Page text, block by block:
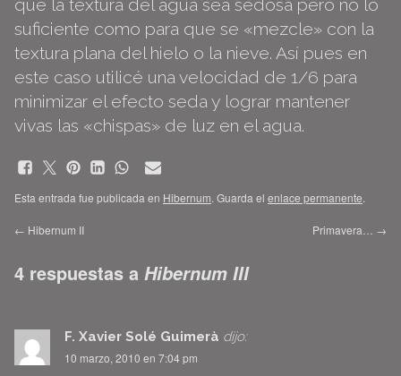
que la textura del agua sea sedosa pero no lo
suficiente como para que se «mezcle» con la
textura plana del hielo o la nieve. Así pues en
este caso utilicé una velocidad de 1/6 para
minimizar el efecto seda y lograr mantener
vivas las «chispas» de luz en el agua.
Esta entrada fue publicada en Hibernum. Guarda el enlace permanente.
← Hibernum II Primavera… →
4 respuestas a Hibernum III
F. Xavier Solé Guimerà dijo:
10 marzo, 2010 en 7:04 pm